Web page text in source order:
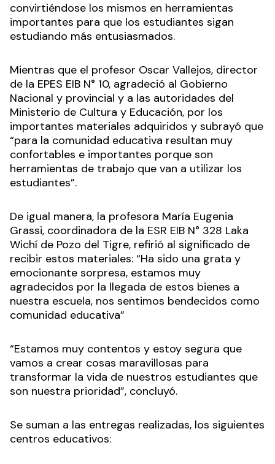
convirtiéndose los mismos en herramientas
importantes para que los estudiantes sigan
estudiando más entusiasmados.
Mientras que el profesor Oscar Vallejos, director
de la EPES EIB N° 10, agradeció al Gobierno
Nacional y provincial y a las autoridades del
Ministerio de Cultura y Educación, por los
importantes materiales adquiridos y subrayó que
“para la comunidad educativa resultan muy
confortables e importantes porque son
herramientas de trabajo que van a utilizar los
estudiantes”.
De igual manera, la profesora María Eugenia
Grassi, coordinadora de la ESR EIB N° 328 Laka
Wichí de Pozo del Tigre, refirió al significado de
recibir estos materiales: “Ha sido una grata y
emocionante sorpresa, estamos muy
agradecidos por la llegada de estos bienes a
nuestra escuela, nos sentimos bendecidos como
comunidad educativa”
“Estamos muy contentos y estoy segura que
vamos a crear cosas maravillosas para
transformar la vida de nuestros estudiantes que
son nuestra prioridad”, concluyó.
Se suman a las entregas realizadas, los siguientes
centros educativos: